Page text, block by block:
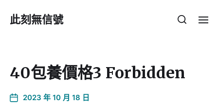
此刻無信號
40包養價格3 Forbidden
2023 年 10 月 18 日